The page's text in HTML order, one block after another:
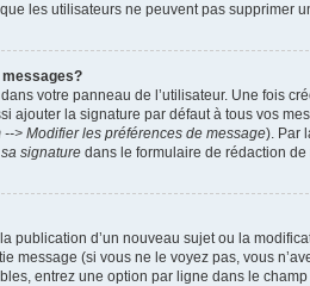
les utilisateurs ne peuvent pas supprimer
votre panneau de l’utilisateur. Une fois
ajouter la signature par défaut à tous vos
> Modifier les préférences de message). Par
signature dans le formulaire de rédaction de
publication d’un nouveau sujet ou la
message (si vous ne le voyez pas, vous
entrez une option par ligne dans le